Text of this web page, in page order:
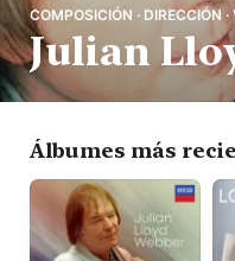
COMPOSICIÓN · DIRECCIÓN
Julian
Álbumes más